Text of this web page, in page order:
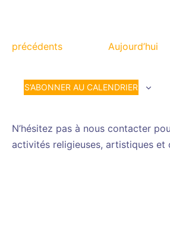
Évènements
précédents Aujourd’hui
S’ABONNER AU CALENDRIER
N’hésitez pas à nous contacter
activités religieuses, artistiques et